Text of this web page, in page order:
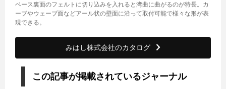
ベース裏面のフェルトに切り込みを入れると湾曲に曲がるのが特長。カ
ーブやウェーブ面などアール状の壁面に沿って取付可能で様々な形が表
現できる。
みはし株式会社のカタログ
この記事が掲載されているジャーナル